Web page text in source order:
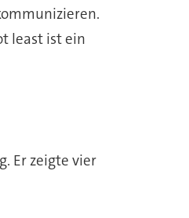
least ist ein
Er zeigte vier